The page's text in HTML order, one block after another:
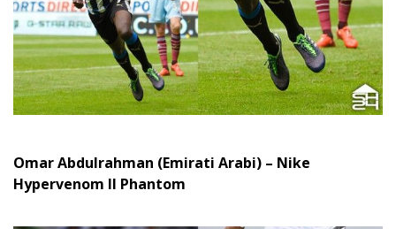
Omar Abdulrahman (Emirati Arabi) – Nike
Hypervenom II Phantom